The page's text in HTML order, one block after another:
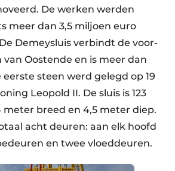
De werken werden
meer dan 3,5 miljoen euro
Demeysluis verbindt de voor-
Oostende en is meer dan
eerste steen werd gelegd op 19
Leopold II. De sluis is 123
meter breed en 4,5 meter diep.
acht deuren: aan elk hoofd
en twee vloeddeuren.